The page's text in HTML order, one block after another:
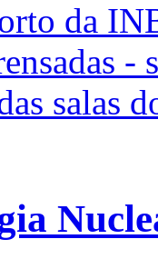
da
salas